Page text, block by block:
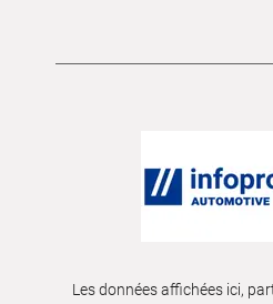
Les données affichées ici,